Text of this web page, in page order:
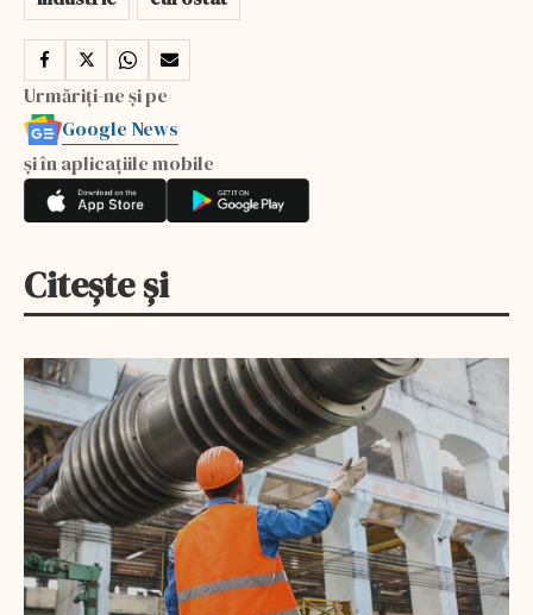
Urmăriți-ne și pe
Google News
și în aplicațiile mobile
Citește și